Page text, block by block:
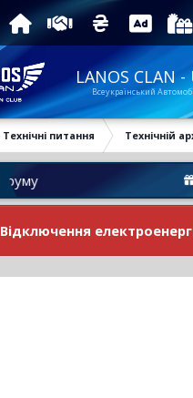
LANOS CLAN
Всеукраїнський
Технічні питання Технічній
Відключення